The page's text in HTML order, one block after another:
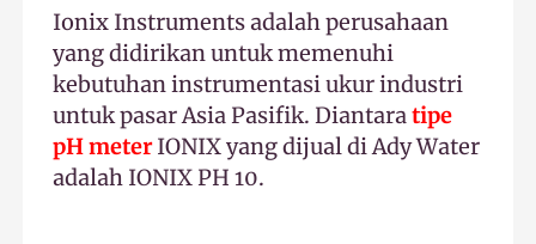
Ionix Instruments adalah perusahaan
yang didirikan untuk memenuhi
kebutuhan instrumentasi ukur industri
untuk pasar Asia Pasifik. Diantaratipe
pH meterIONIX yang dijual di Ady Water
adalah IONIX PH 10.